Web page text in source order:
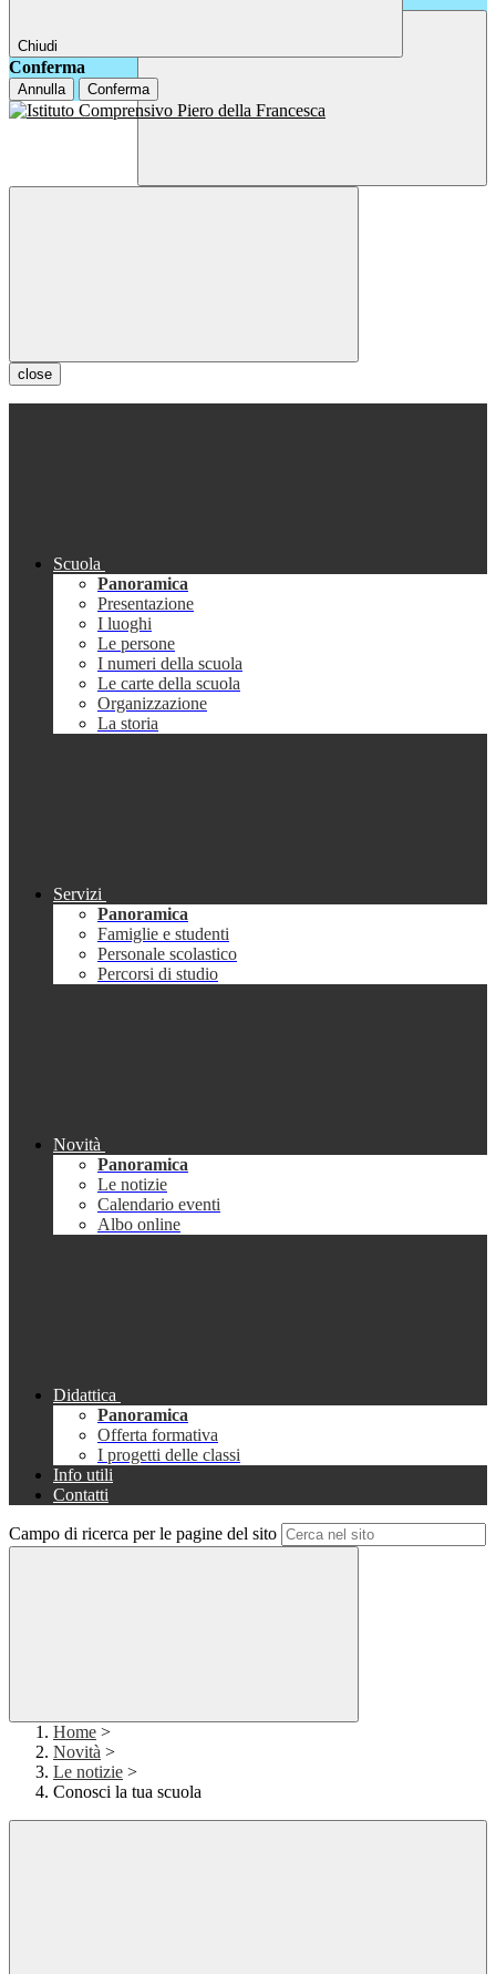
Chiudi
Conferma
Annulla Conferma
close
Scuola
Panoramica
Presentazione
I luoghi
Le persone
I numeri della scuola
Le carte della scuola
Organizzazione
La storia
Servizi
Panoramica
Famiglie e studenti
Personale scolastico
Percorsi di studio
Novità
Panoramica
Le notizie
Calendario eventi
Albo online
Didattica
Panoramica
Offerta formativa
I progetti delle classi
Info utili
Contatti
Campo di ricerca per le pagine del sito
Home >
Novità >
Le notizie >
Conosci la tua scuola